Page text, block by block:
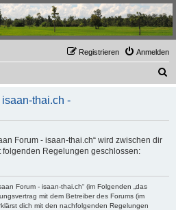
den Isaan - von Membern für MemberAnmelden
Registrieren
h
thai.ch -
Forum - isaan-thai.ch“ wird zwischen dir
folgenden Regelungen geschlossen:
Forum - isaan-thai.ch“ (im Folgenden „das
mit dem Betreiber des Forums (im
dich mit den nachfolgenden Regelungen